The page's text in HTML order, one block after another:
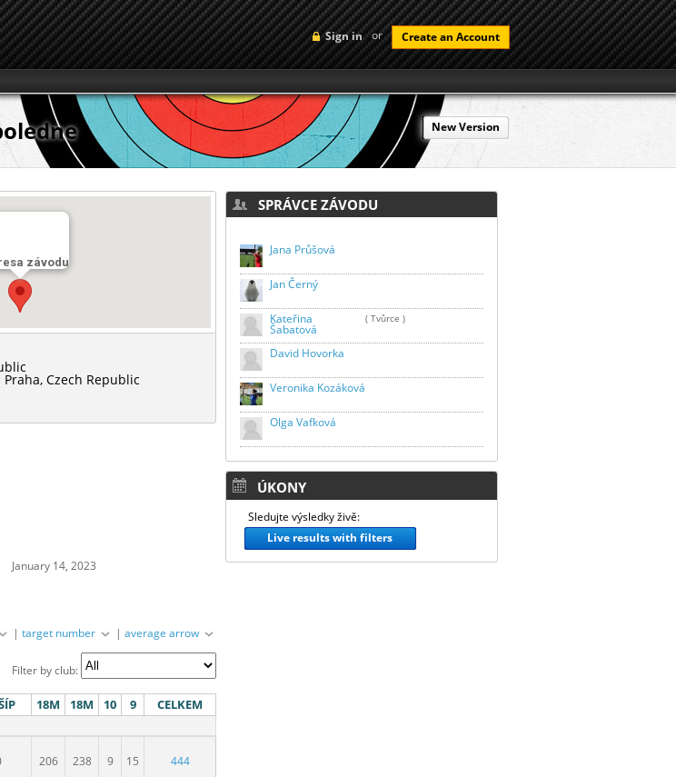
Sign in or Create an Account
New Version
závodu
Praha,Czech Republic
January 14, 2023
|target number |average arrow
Filter by club:
18M 18M 10 9 CELKEM
206 238 9 15 444
SPRÁVCE ZÁVODU
Jana Průšová
Jan Černý
Kateřina
Šabatová
( Tvůrce )
David Hovorka
Veronika Kozáková
Olga Vafková
ÚKONY
Sledujte výsledky živě:
Live results with filters